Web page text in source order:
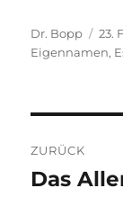
Autor
Dr. Bopp
am
23.
Eigennamen,
ZURÜCK
Vorheriger
Das